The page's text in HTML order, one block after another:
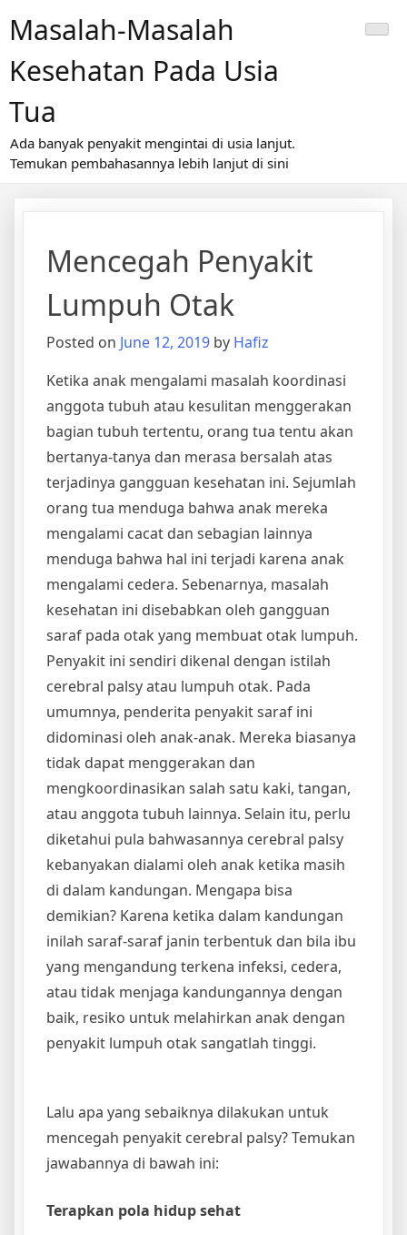
Masalah-Masalah
Kesehatan Pada Usia
Tua
Ada banyak penyakit mengintai di usia lanjut.
Temukan pembahasannya lebih lanjut di sini
Mencegah Penyakit
Lumpuh Otak
Posted on June 12, 2019 by Hafiz
Ketika anak mengalami masalah koordinasi
anggota tubuh atau kesulitan menggerakan
bagian tubuh tertentu, orang tua tentu akan
bertanya-tanya dan merasa bersalah atas
terjadinya gangguan kesehatan ini. Sejumlah
orang tua menduga bahwa anak mereka
mengalami cacat dan sebagian lainnya
menduga bahwa hal ini terjadi karena anak
mengalami cedera. Sebenarnya, masalah
kesehatan ini disebabkan oleh gangguan
saraf pada otak yang membuat otak lumpuh.
Penyakit ini sendiri dikenal dengan istilah
cerebral palsy atau lumpuh otak. Pada
umumnya, penderita penyakit saraf ini
didominasi oleh anak-anak. Mereka biasanya
tidak dapat menggerakan dan
mengkoordinasikan salah satu kaki, tangan,
atau anggota tubuh lainnya. Selain itu, perlu
diketahui pula bahwasannya cerebral palsy
kebanyakan dialami oleh anak ketika masih
di dalam kandungan. Mengapa bisa
demikian? Karena ketika dalam kandungan
inilah saraf-saraf janin terbentuk dan bila ibu
yang mengandung terkena infeksi, cedera,
atau tidak menjaga kandungannya dengan
baik, resiko untuk melahirkan anak dengan
penyakit lumpuh otak sangatlah tinggi.
Lalu apa yang sebaiknya dilakukan untuk
mencegah penyakit cerebral palsy? Temukan
jawabannya di bawah ini:
Terapkan pola hidup sehat